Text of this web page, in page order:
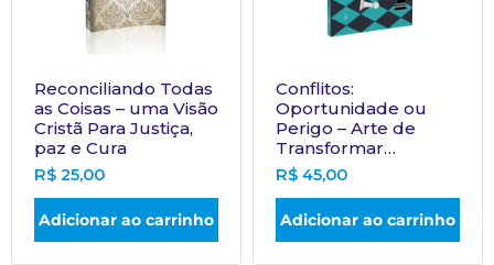
Reconciliando Todas
as Coisas – uma Visão
Cristã Para Justiça,
paz e Cura
R$ 25,00
Adicionar ao carrinho
Conflitos:
Oportunidade ou
Perigo – Arte de
Transformar…
R$ 45,00
Adicionar ao carrinho